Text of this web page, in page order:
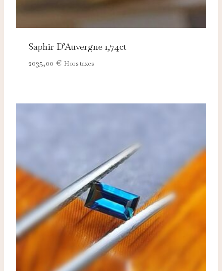
Saphir D’Auvergne 1,74ct
2035,00 € Hors taxes